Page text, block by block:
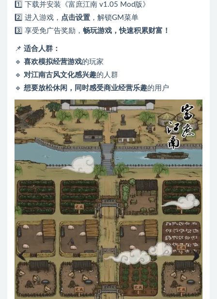
1️⃣ 下载并安装《富庶江南 v1.05 Mod版》
2️⃣ 进入游戏， 点击设置 ，解锁GM菜单
3️⃣ 享受免广告奖励， 畅玩游戏，快速积累财富！
📌 适合人群：
🔹 喜欢模拟经营游戏的玩家
🔹 对江南古风文化感兴趣的人群
🔹 想要放松休闲，同时感受商业经营乐趣的用户